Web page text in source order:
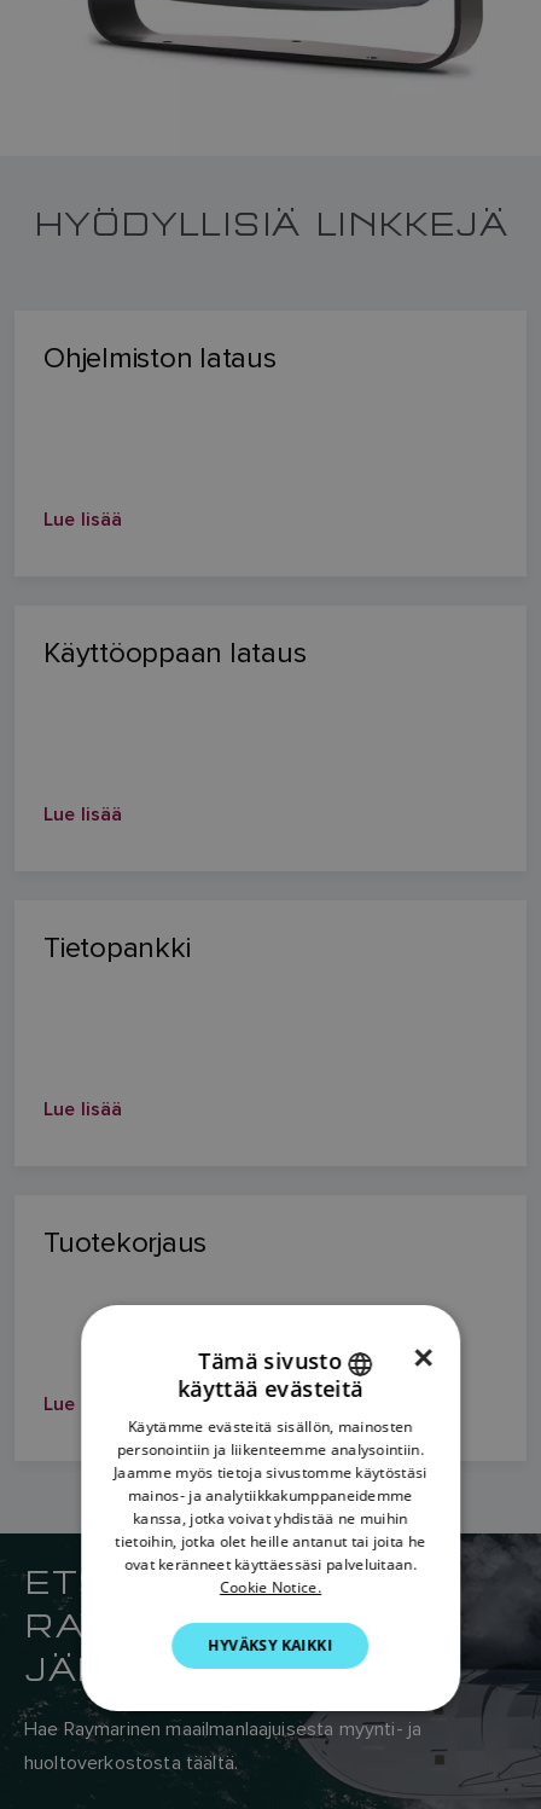
HYÖDYLLISIÄ LINKKEJÄ
Ohjelmiston lataus
Lue lisää
Käyttöoppaan lataus
Lue lisää
Tietopankki
Lue lisää
Tuotekorjaus
Lue lisää
ETSI LÄHIN
RAYMARINE-
JÄLLEENMYYJÄSI
Hae Raymarinen maailmanlaajuisesta myynti- ja
huoltoverkostosta täältä.
ENGLISH
FRENCH
DANISH
ITALIAN
SWEDISH
DUTCH
NORWEGIAN
×
Tämä sivusto
käyttää evästeitä
Käytämme evästeitä sisällön, mainosten
personointiin ja liikenteemme analysointiin.
Jaamme myös tietoja sivustomme käytöstäsi
mainos- ja analytiikkakumppaneidemme
kanssa, jotka voivat yhdistää ne muihin
tietoihin, jotka olet heille antanut tai joita he
ovat keränneet käyttäessäsi palveluitaan.
Cookie Notice.
HYVÄKSY KAIKKI